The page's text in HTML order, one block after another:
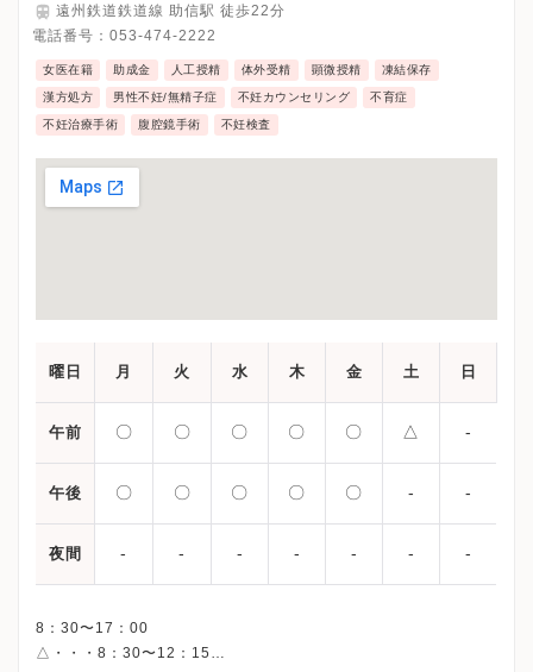
遠州鉄道鉄道線 助信駅 徒歩22分
電話番号： 053-474-2222
女医在籍 助成金 人工授精 体外受精 顕微授精 凍結保存
漢方処方 男性不妊/無精子症 不妊カウンセリング 不育症
不妊治療手術 腹腔鏡手術 不妊検査
曜日 月 火 水 木 金 土 日
午前 〇 〇 〇 〇 〇 △ -
午後 〇 〇 〇 〇 〇 - -
夜間 - - - - - - -
8：30〜17：00
△・・・8：30〜12：15